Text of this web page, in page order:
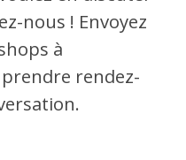
nous ! Envoyez
à
rendez-